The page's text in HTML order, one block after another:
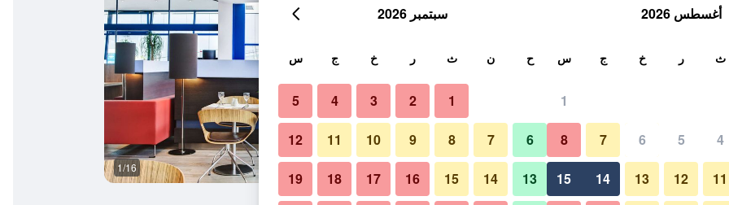
في الليلة مطعم 1/16
أغسطس 2026
ث ر خ ج س
1
4
5
6
7
8
11
12
13
14
15
سبتمبر 2026
ح ن ث ر خ ج س
1
2
3
4
5
6
7
8
9
10
11
12
13
14
15
16
17
18
19